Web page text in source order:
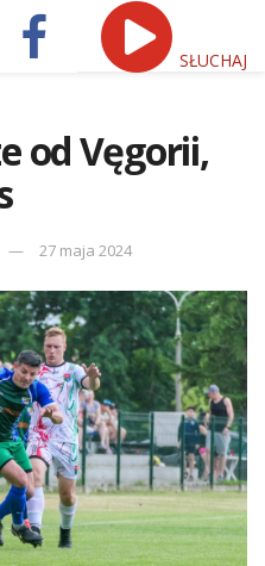
SŁUCHAJ
od Vęgorii,
27 maja 2024